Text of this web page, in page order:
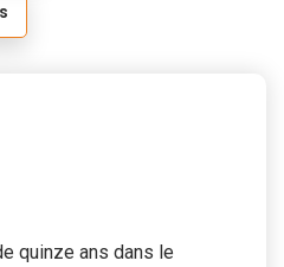
quinze ans dans le